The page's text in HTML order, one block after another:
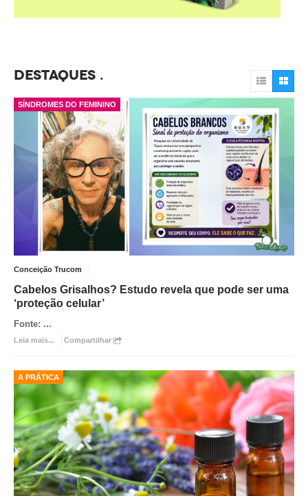
DESTAQUES
SÍNDROMES DO FEMININO
Conceição Trucom
Cabelos Grisalhos? Estudo revela que pode ser uma
‘proteção celular’
Fonte: ...
Leia mais... Compartilhar
A PRÁTICA